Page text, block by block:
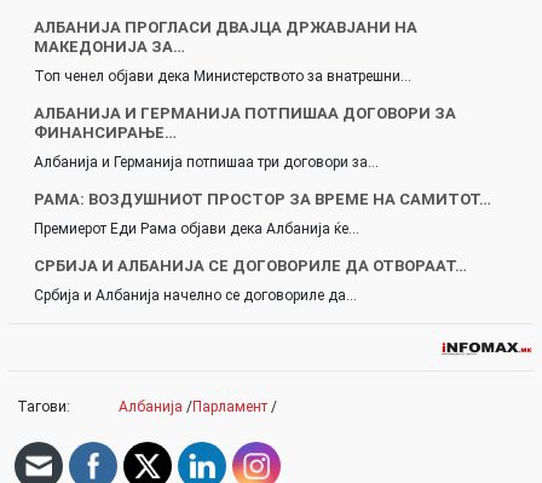
АЛБАНИЈА ПРОГЛАСИ ДВАЈЦА ДРЖАВЈАНИ НА
МАКЕДОНИЈА ЗА…
Топ ченел објави дека Министерството за внатрешни…
АЛБАНИЈА И ГЕРМАНИЈА ПОТПИШАА ДОГОВОРИ ЗА
ФИНАНСИРАЊЕ…
Албанија и Германија потпишаа три договори за…
РАМА: ВОЗДУШНИОТ ПРОСТОР ЗА ВРЕМЕ НА САМИТОТ…
Премиерот Еди Рама објави дека Албанија ќе…
СРБИЈА И АЛБАНИЈА СЕ ДОГОВОРИЛЕ ДА ОТВОРААТ…
Србија и Албанија начелно се договориле да…
Тагови: Албанија /Парламент /